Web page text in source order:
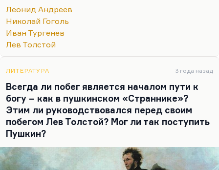
тобой выдуманная, человече, но и тебе не будет
покоя, пока враг твой мучается». То есть бог всё-
таки носитель справедливости, а не зла. В…
Леонид Андреев
Николай Гоголь
Иван Тургенев
Лев Толстой
ЛИТЕРАТУРА 3 года назад
Всегда ли побег является началом пути к
богу – как в пушкинском «Страннике»?
Этим ли руководствовался перед своим
побегом Лев Толстой? Мог ли так поступить
Пушкин?